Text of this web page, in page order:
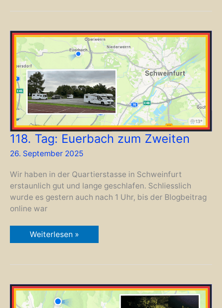
118. Tag: Euerbach zum Zweiten
26. September 2025
Wir haben in der Quartierstasse in Schweinfurt
erstaunlich gut und lange geschlafen. Schliesslich
wurde es gestern auch nach 1 Uhr, bis der Blogbeitrag
online war
118.
Tag:
Zweiten
Weiterlesen »